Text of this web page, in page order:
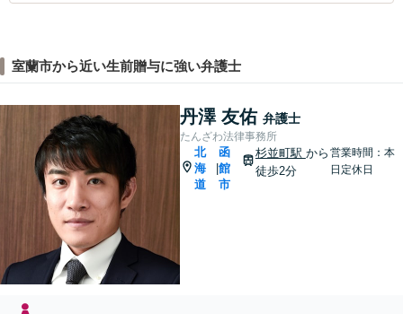
室蘭市から近い生前贈与に強い弁護士
丹澤 友佑 弁護士
たんざわ法律事務所
北
海
道
|
函
館
市
杉並町駅 から
徒歩2分
営業時間：本
日定休日